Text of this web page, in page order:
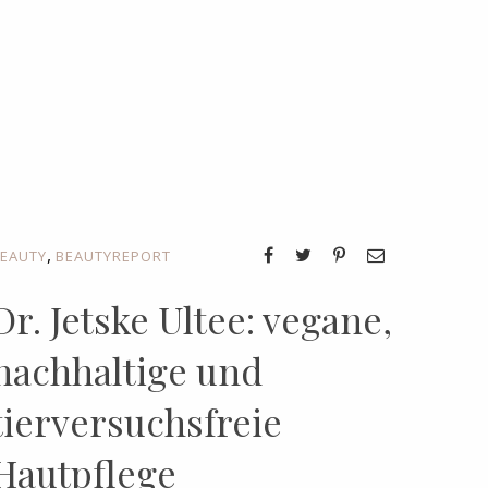
, BEAUTYREPORT
Jetske Ultee: vegane,
und